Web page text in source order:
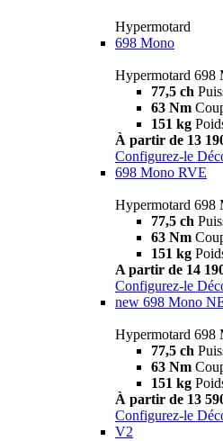
Hypermotard
698 Mono
Hypermotard 698
77,5 ch
63 Nm
151 kg
À partir de 13
Configurez-le
698 Mono RVE
Hypermotard 698
77,5 ch
63 Nm
151 kg
A partir de 14
Configurez-le
new 698 Mono
Hypermotard 698
77,5 ch
63 Nm
151 kg
À partir de 13
Configurez-le
V2